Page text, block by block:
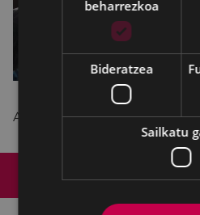
Antolatzailea: Eibarko Klub
beharrezkoa
Bideratzea
Sailkatu